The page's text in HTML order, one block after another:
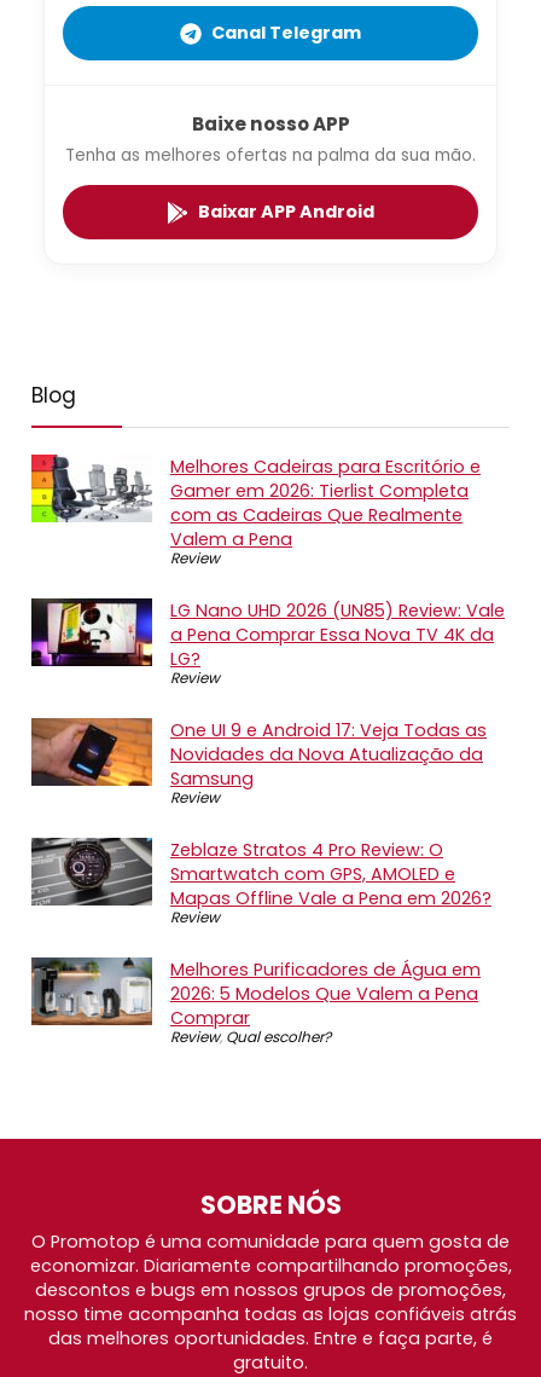
Canal Telegram
Baixe nosso APP
Tenha as melhores ofertas na palma da sua mão.
Baixar APP Android
Blog
Melhores Cadeiras para Escritório e
Gamer em 2026: Tierlist Completa
com as Cadeiras Que Realmente
Valem a Pena
Review
LG Nano UHD 2026 (UN85) Review: Vale
a Pena Comprar Essa Nova TV 4K da
LG?
Review
One UI 9 e Android 17: Veja Todas as
Novidades da Nova Atualização da
Samsung
Review
Zeblaze Stratos 4 Pro Review: O
Smartwatch com GPS, AMOLED e
Mapas Offline Vale a Pena em 2026?
Review
Melhores Purificadores de Água em
2026: 5 Modelos Que Valem a Pena
Comprar
Review, Qual escolher?
SOBRE NÓS
O Promotop é uma comunidade para quem gosta de
economizar. Diariamente compartilhando promoções,
descontos e bugs em nossos grupos de promoções,
nosso time acompanha todas as lojas confiáveis atrás
das melhores oportunidades. Entre e faça parte, é
gratuito.